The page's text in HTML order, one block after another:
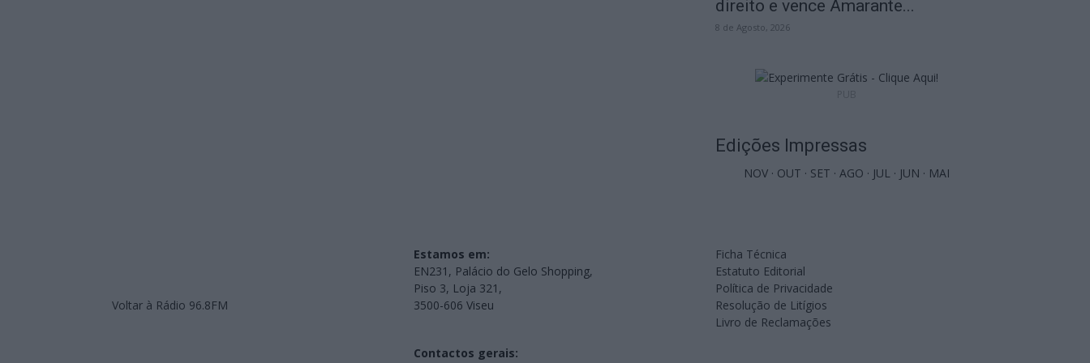
direito e vence Amarante...
8 de Agosto, 2026
Edições Impressas
NOV · OUT · SET · AGO · JUL · JUN · MAI
Voltar à Rádio 96.8FM
Estamos em:
EN231, Palácio do Gelo Shopping,
Piso 3, Loja 321,
3500-606 Viseu
Contactos gerais:
Ficha Técnica
Estatuto Editorial
Política de Privacidade
Resolução de Litígios
Livro de Reclamações